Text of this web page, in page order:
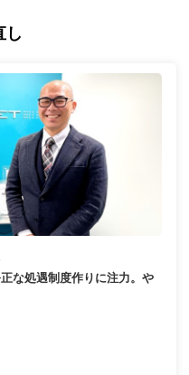
し
な処遇制度作りに注力。や